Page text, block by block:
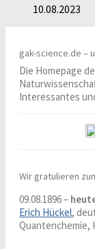
10.08.2023
gak-science.de –
Die Homepage
Interessantes
Wir gratulieren
09.08.1896 –
Erich Hückel,
Quantenchemie,